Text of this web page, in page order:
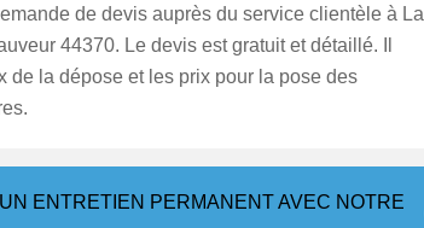
de devis auprès du service clientèle à La
44370. Le devis est gratuit et détaillé. Il
de la dépose et les prix pour la pose des
ENTRETIEN PERMANENT AVEC NOTRE